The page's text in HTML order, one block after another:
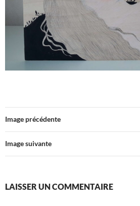
Image précédente
Image suivante
LAISSER UN COMMENTAIRE